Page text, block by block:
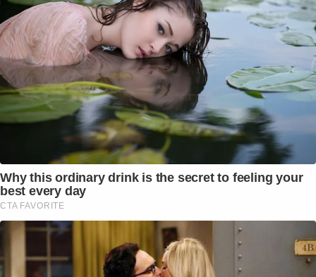
Why this ordinary drink is the secret to feeling your
best every day
CTA FAVORITE